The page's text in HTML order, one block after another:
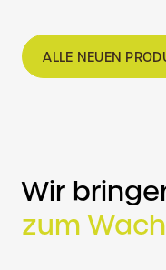
ALLE NEUEN
Wir
zum